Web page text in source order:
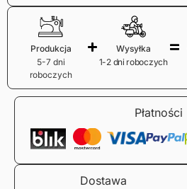
Produkcja
5-7 dni
roboczych
Wysyłka
1-2 dni roboczych
Płatności
Dostawa